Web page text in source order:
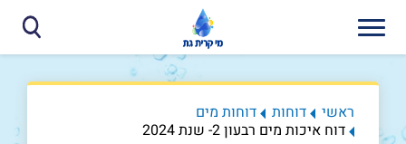
ראשי דוחות
דוחות מים
דוח איכות מים רבעון 2- שנת 2024